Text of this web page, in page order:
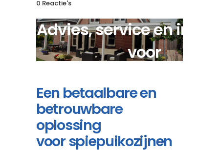
0 Reactie's
Advies, service en
voor
Een betaalbare en
betrouwbare
oplossing
voor spiepuikozijnen